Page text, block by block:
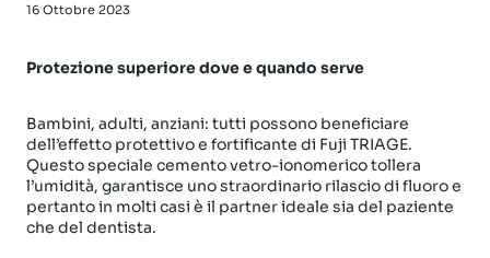
16 Ottobre 2023
Protezione superiore dove e quando serve
Bambini, adulti, anziani: tutti possono beneficiare
dell’effetto protettivo e fortificante di Fuji TRIAGE.
Questo speciale cemento vetro-ionomerico tollera
l’umidità, garantisce uno straordinario rilascio di fluoro e
pertanto in molti casi è il partner ideale sia del paziente
che del dentista.